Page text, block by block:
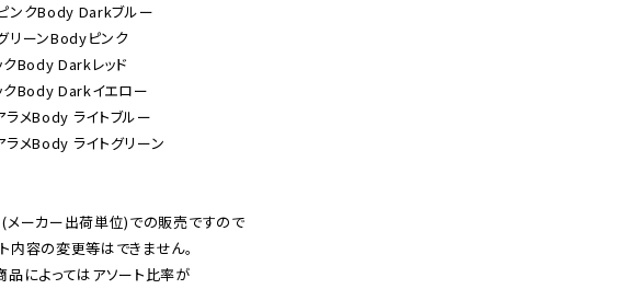
ンクBody Darkブルー
リーンBodyピンク
クBody Darkレッド
クBody Darkイエロー
ラメBody ライトブルー
ラメBody ライトグリーン
メーカー出荷単位)での販売ですので
内容の変更等はできません。
品によってはアソート比率が